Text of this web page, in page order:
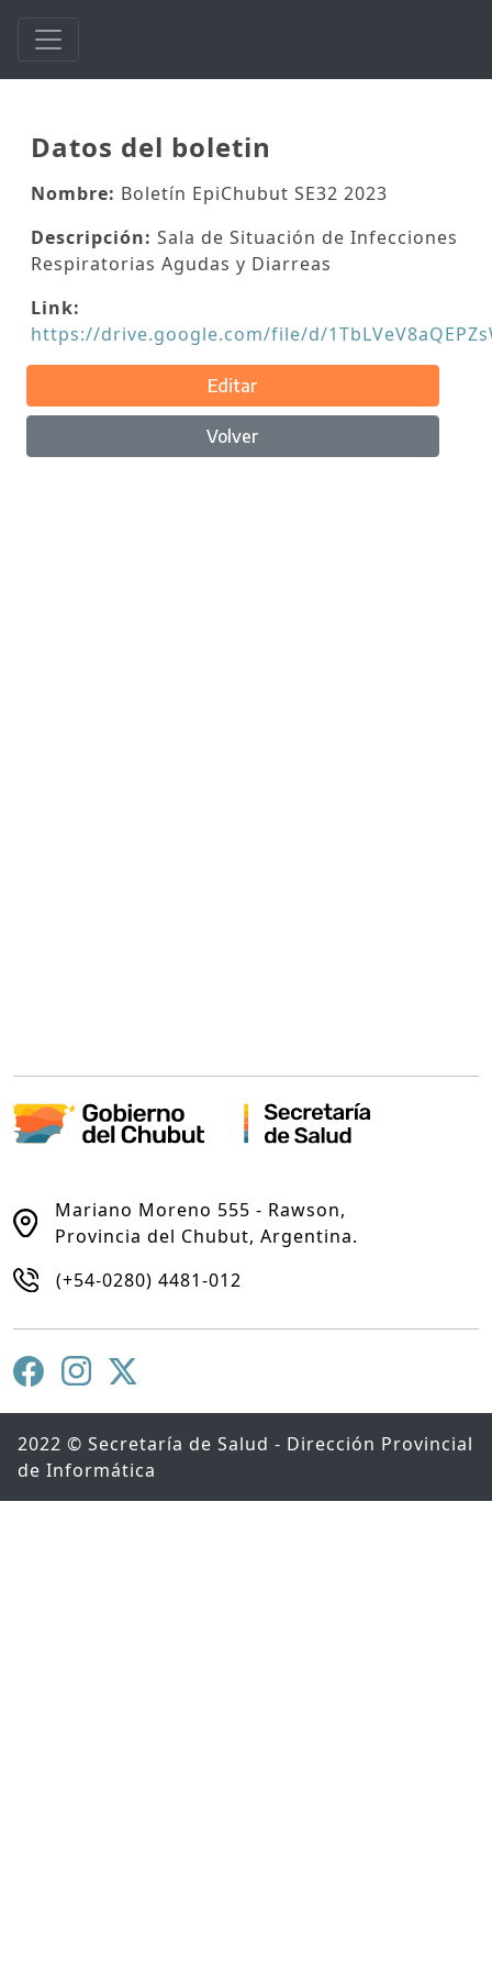
Datos del boletin
Nombre: Boletín EpiChubut SE32 2023
Descripción: Sala de Situación de Infecciones
Respiratorias Agudas y Diarreas
Link:
https://drive.google.com/file/d/
Editar
Volver
Mariano Moreno 555 - Rawson,
Provincia del Chubut, Argentina.
(+54-0280) 4481-012
2022 © Secretaría de Salud - Dirección Provincial
de Informática